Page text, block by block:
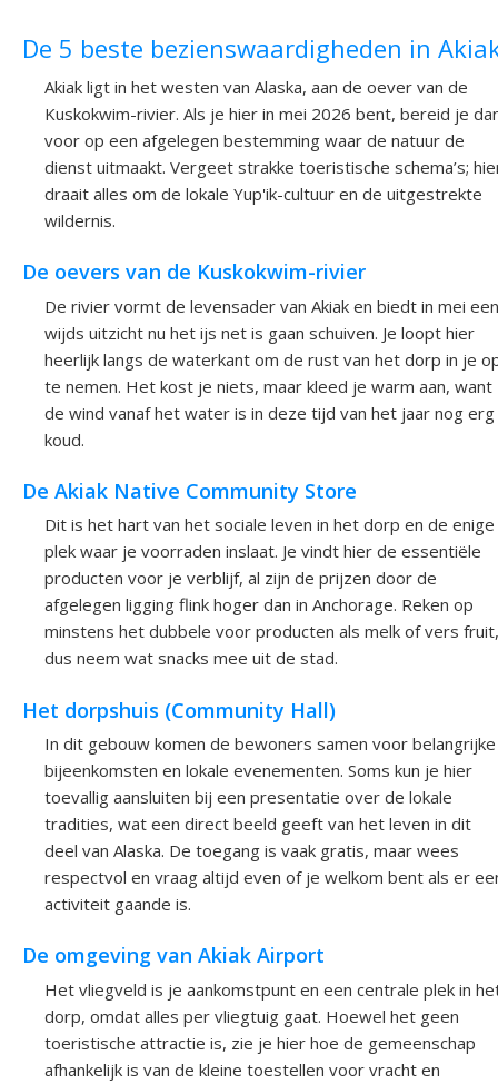
De 5 beste bezienswaardigheden in
Akiak ligt in het westen van Alaska, aan de oever van de
Kuskokwim-rivier. Als je hier in mei 2026 bent, bereid je
voor op een afgelegen bestemming waar de natuur de
dienst uitmaakt. Vergeet strakke toeristische schema’s;
draait alles om de lokale Yup'ik-cultuur en de uitgestrekte
wildernis.
De oevers van de Kuskokwim-rivier
De rivier vormt de levensader van Akiak en biedt in mei een
wijds uitzicht nu het ijs net is gaan schuiven. Je loopt hier
heerlijk langs de waterkant om de rust van het dorp in je
te nemen. Het kost je niets, maar kleed je warm aan, want
de wind vanaf het water is in deze tijd van het jaar nog erg
koud.
De Akiak Native Community Store
Dit is het hart van het sociale leven in het dorp en de enige
plek waar je voorraden inslaat. Je vindt hier de essentiële
producten voor je verblijf, al zijn de prijzen door de
afgelegen ligging flink hoger dan in Anchorage. Reken op
minstens het dubbele voor producten als melk of vers fruit,
dus neem wat snacks mee uit de stad.
Het dorpshuis (Community Hall)
In dit gebouw komen de bewoners samen voor belangrijke
bijeenkomsten en lokale evenementen. Soms kun je hier
toevallig aansluiten bij een presentatie over de lokale
tradities, wat een direct beeld geeft van het leven in dit
deel van Alaska. De toegang is vaak gratis, maar wees
respectvol en vraag altijd even of je welkom bent als er
activiteit gaande is.
De omgeving van Akiak Airport
Het vliegveld is je aankomstpunt en een centrale plek in
dorp, omdat alles per vliegtuig gaat. Hoewel het geen
toeristische attractie is, zie je hier hoe de gemeenschap
afhankelijk is van de kleine toestellen voor vracht en